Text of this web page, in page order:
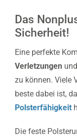
Das
Sicherheit!
Eine perfekte
Verletzungen
zu können. Viele
beste dabei ist,
Polsterfähigkeit
Die feste